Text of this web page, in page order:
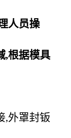
人员操
,根据模具
,外罩封钣